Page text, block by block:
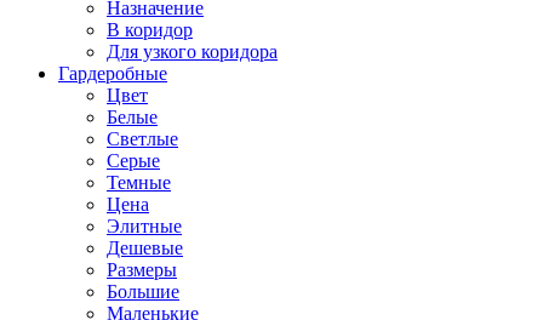
Назначение
В коридор
Для узкого коридора
Гардеробные
Цвет
Белые
Светлые
Серые
Темные
Цена
Элитные
Дешевые
Размеры
Большие
Маленькие